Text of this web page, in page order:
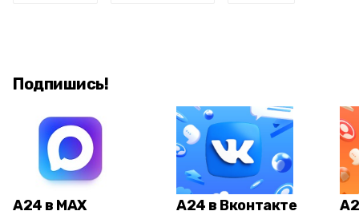
Подпишись!
А24 в MAX А24 в Вконтакте